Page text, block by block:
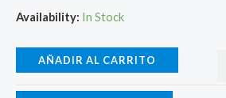
Availability: In Stock
AÑADIR AL CARRITO